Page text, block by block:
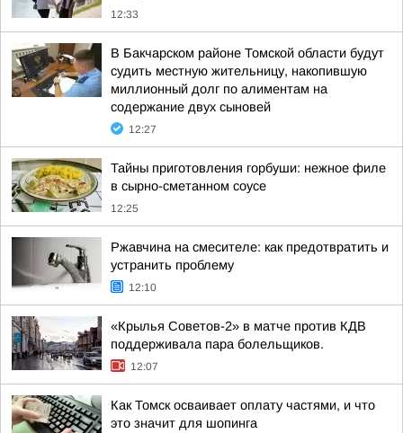
12:33
В Бакчарском районе Томской области будут
судить местную жительницу, накопившую
миллионный долг по алиментам на
содержание двух сыновей
12:27
Тайны приготовления горбуши: нежное филе
в сырно-сметанном соусе
12:25
Ржавчина на смесителе: как предотвратить и
устранить проблему
12:10
«Крылья Советов-2» в матче против КДВ
поддерживала пара болельщиков.
12:07
Как Томск осваивает оплату частями, и что
это значит для шопинга